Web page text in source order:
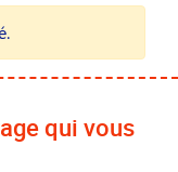
qui vous